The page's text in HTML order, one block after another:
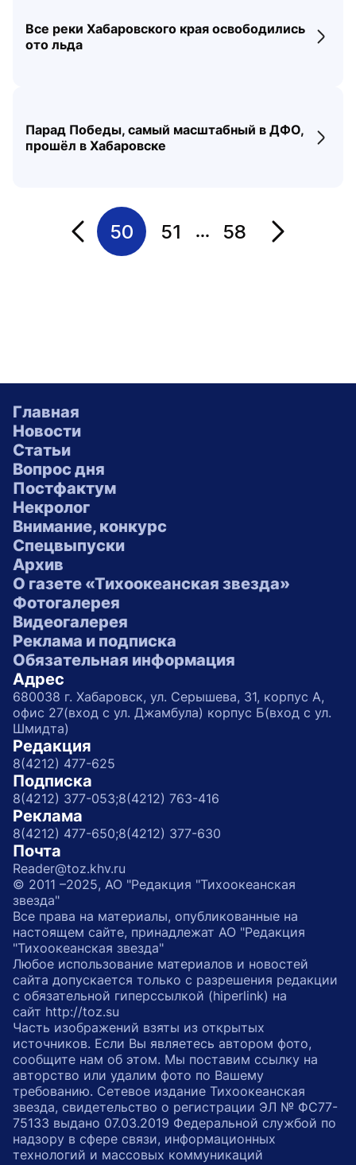
Все реки Хабаровского края освободились
ото льда
Парад Победы, самый масштабный в ДФО,
прошёл в Хабаровске
Переход на страницу
50 51 ... 58 Переход на
Главная
Новости
Статьи
Вопрос дня
Постфактум
Некролог
Внимание, конкурс
Спецвыпуски
Архив
О газете «Тихоокеанская звезда»
Фотогалерея
Видеогалерея
Реклама и подписка
Обязательная информация
Адрес
680038 г. Хабаровск, ул. Серышева, 31, корпус А,
офис 27(вход с ул. Джамбула) корпус Б(вход с ул.
Шмидта)
Редакция
8(4212) 477-625
Подписка
8(4212) 377-053;8(4212) 763-416
Реклама
8(4212) 477-650;8(4212) 377-630
Почта
Reader@toz.khv.ru
© 2011 –2025, АО "Редакция "Тихоокеанская
звезда"
Все права на материалы, опубликованные на
настоящем сайте, принадлежат АО "Редакция
"Тихоокеанская звезда"
Любое использование материалов и новостей
сайта допускается только с разрешения редакции
с обязательной гиперссылкой (hiperlink) на
сайт http://toz.su
Часть изображений взяты из открытых
источников. Если Вы являетесь автором фото,
сообщите нам об этом. Мы поставим ссылку на
авторство или удалим фото по Вашему
требованию. Сетевое издание Тихоокеанская
звезда, свидетельство о регистрации ЭЛ № ФС77-
75133 выдано 07.03.2019 Федеральной службой по
надзору в сфере связи, информационных
технологий и массовых коммуникаций